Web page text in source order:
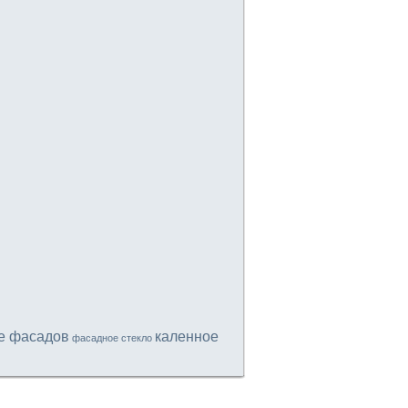
фасадов фасадное стекло каленное